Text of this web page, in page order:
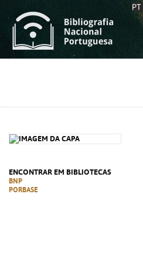
PT
ENCONTRAR EM BIBLIOTECAS
BNP
PORBASE